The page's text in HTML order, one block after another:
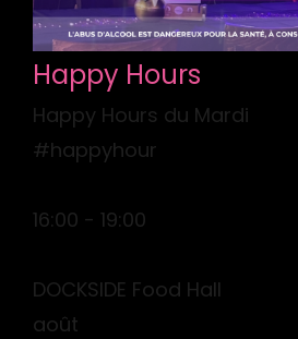
Happy Hours
Happy Hours du Mardi
#happyhour
16:00 - 19:00
DOCKSIDE Food Hall
août